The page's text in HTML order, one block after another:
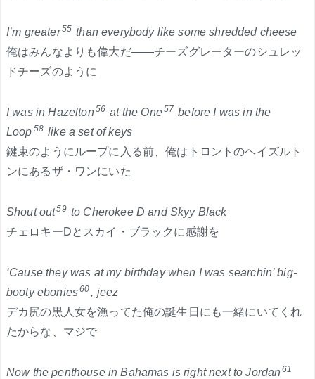
I’m greater55 than everybody like some shredded cheese
俺はみんなよりも偉大だ――チーズグレーターのシュレッ
ドチーズのように
I was in Hazelton56 at the One57 before I was in the
Loop 58 like a set of keys
鍵束のようにループに入る前、俺はトロントのヘイズルト
ンにあるザ・ワンにいた
Shout out59 to Cherokee D and Skyy Black
チェロキーDとスカイ・ブラックに感謝を
‘Cause they was at my birthday when I was searchin’ big-
booty ebonies60 , jeez
デカ尻の黒人女を漁ってた俺の誕生日にも一緒にいてくれ
たからな、マジで
Now the penthouse in Bahamas is right next to Jordan61